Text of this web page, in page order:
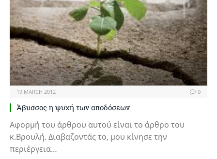
19 MARCH 2012 0
Άβυσσος η ψυχή των αποδόσεων
Αφορμή του άρθρου αυτού είναι το άρθρο του
κ.Βρουλή. Διαβαζοντάς το, μου κίνησε την
περιέργεια…